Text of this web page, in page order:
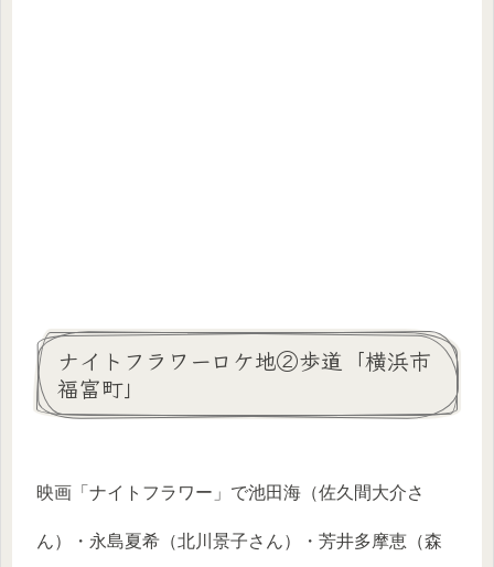
ナイトフラワーロケ地②歩道「横浜市
福富町」
映画「ナイトフラワー」で池田海（佐久間大介さ
ん）・永島夏希（北川景子さん）・芳井多摩恵（森